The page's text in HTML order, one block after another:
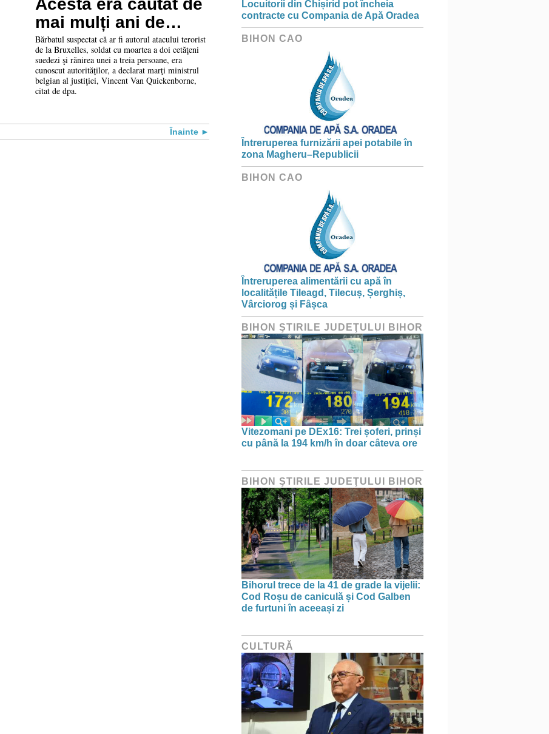
Acesta era căutat de
mai mulți ani de
polițiști
Bărbatul suspectat că ar fi autorul atacului terorist
de la Bruxelles, soldat cu moartea a doi cetăţeni
suedezi şi rănirea unei a treia persoane, era
cunoscut autorităţilor, a declarat marţi ministrul
belgian al justiţiei, Vincent Van Quickenborne,
citat de dpa.
Înainte
Locuitorii din Chișirid pot încheia
contracte cu Compania de Apă Oradea
BIHON CAO
Întreruperea furnizării apei potabile în
zona Magheru–Republicii
BIHON CAO
Întreruperea alimentării cu apă în
localitățile Tileagd, Tilecuș, Șerghiș,
Vârciorog și Fâșca
BIHON ŞTIRILE JUDEŢULUI BIHOR
Vitezomani pe DEx16: Trei șoferi, prinși
cu până la 194 km/h în doar câteva ore
BIHON ŞTIRILE JUDEŢULUI BIHOR
Bihorul trece de la 41 de grade la vijelii:
Cod Roșu de caniculă și Cod Galben
de furtuni în aceeași zi
CULTURĂ